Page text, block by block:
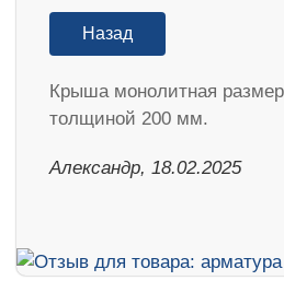
Назад
Крыша монолитная
толщиной 200 мм.
Александр, 18.02.2025